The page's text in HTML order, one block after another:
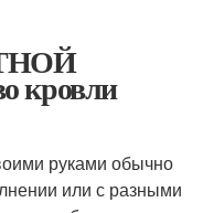
кровли
руками обычно
или с разными